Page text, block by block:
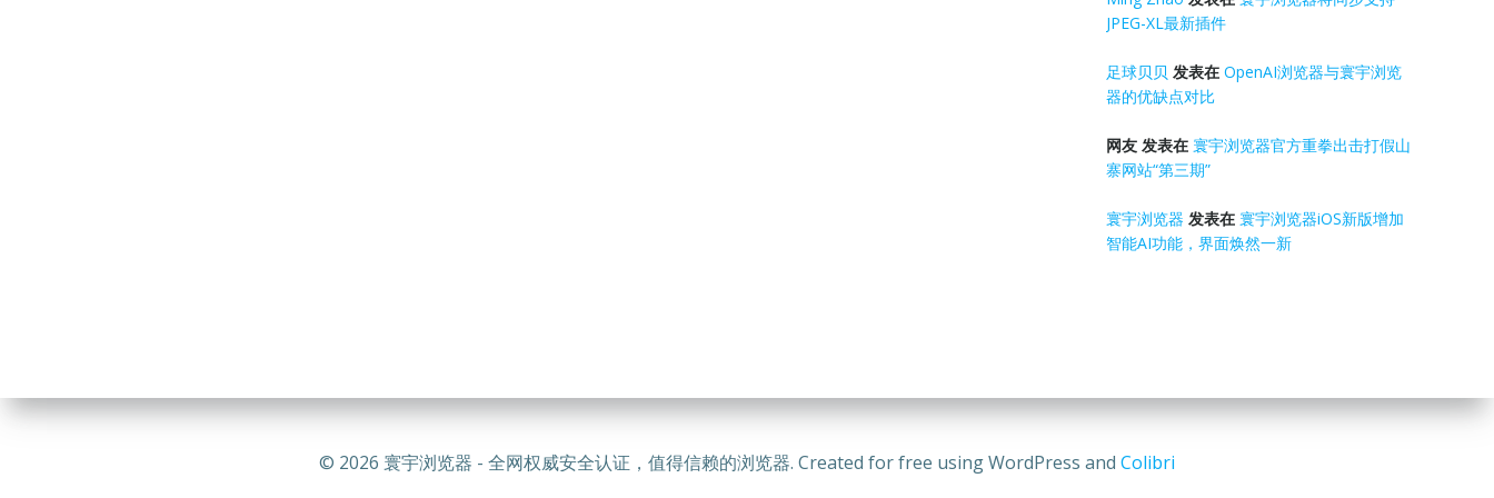
JPEG-XL最新插件
足球贝贝 发表在 OpenAI浏览器与寰宇浏览
器的优缺点对比
网友 发表在 寰宇浏览器官方重拳出击打假山
寨网站“第三期”
寰宇浏览器 发表在 寰宇浏览器iOS新版增加
智能AI功能，界面焕然一新
© 2026 寰宇浏览器 - 全网权威安全认证，值得信赖的浏览器. Created for free using WordPress and Colibri